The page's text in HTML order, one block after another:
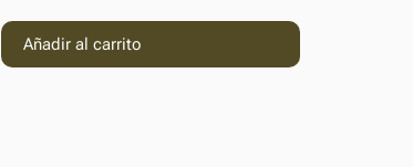
Añadir al carrito